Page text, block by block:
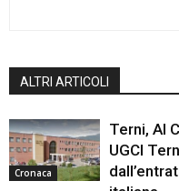
ALTRI ARTICOLI
Cronaca
Terni, Al
UGCI